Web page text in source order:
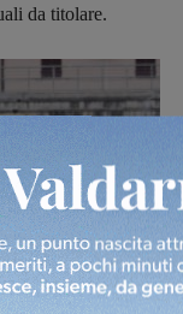
da titolare.